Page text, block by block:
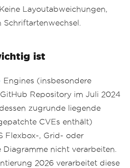
Layoutabweichungen,
ist
Engines (insbesondere
Repository im Juli 2024
zugrunde liegende
CVEs enthält)
Flexbox-, Grid- oder
nicht verarbeiten.
2026 verarbeitet diese